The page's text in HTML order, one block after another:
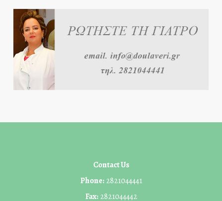
Contact Us
Phone: 2821044441
Fax: 2821044442